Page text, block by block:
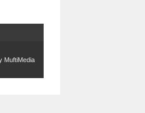
MuftiMedia